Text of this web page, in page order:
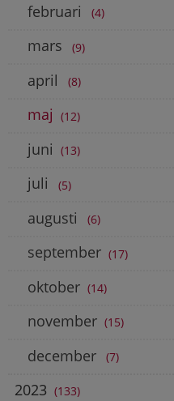
februari 4
mars 9
april 8
maj 12
juni 13
juli 5
augusti 6
september 17
oktober 14
november 15
december 7
2023 133